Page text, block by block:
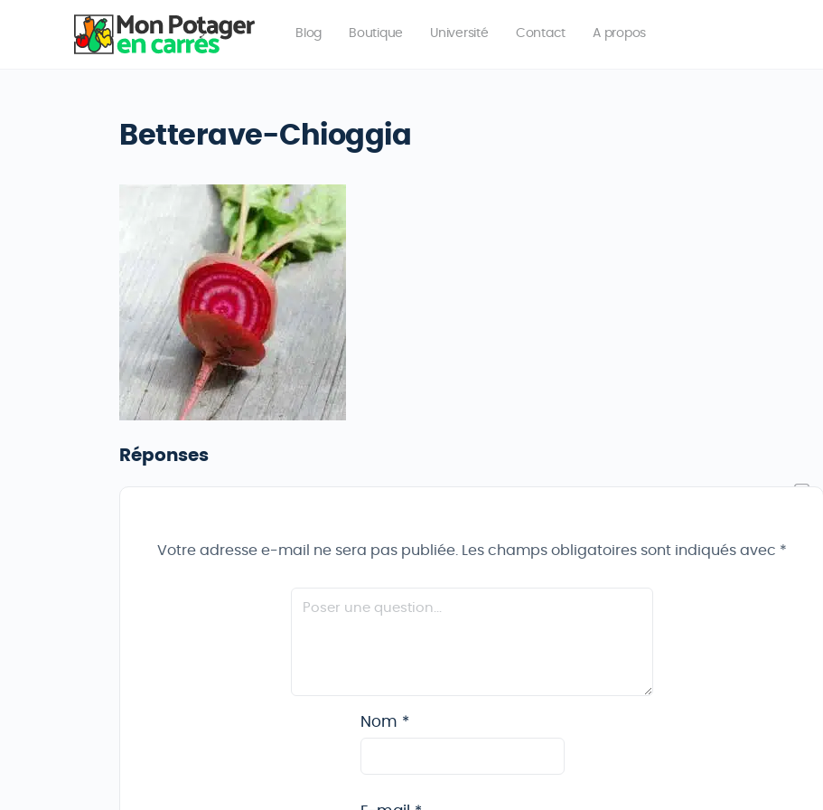
Blog Boutique Université Contact A propos
Betterave-Chioggia
Réponses
Votre adresse e-mail ne sera pas publiée. Les champs obligatoires sont indiqués avec *
Nom *